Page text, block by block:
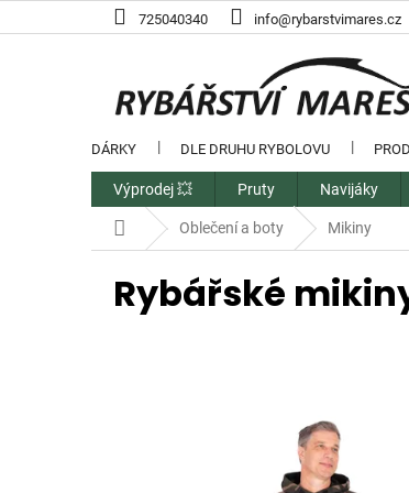
na
725040340 info@rybarstvimares.cz
DÁRKY DLE DRUHU RYBOLOVU
Výprodej 💥 Pruty Navijáky
Domů Oblečení a boty Mikiny
Rybářské